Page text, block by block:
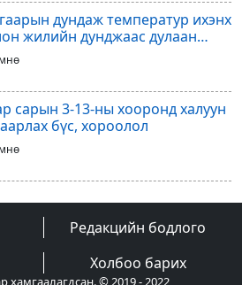
дундаж температур ихэнх
жилийн дунджаас дулаан
сарын 3-13-ны хооронд халуун
бүс, хороолол
буюу засуулахад
хамгаалагдсан. © 2019 - 2022
Редакцийн бодлого
Холбоо барих